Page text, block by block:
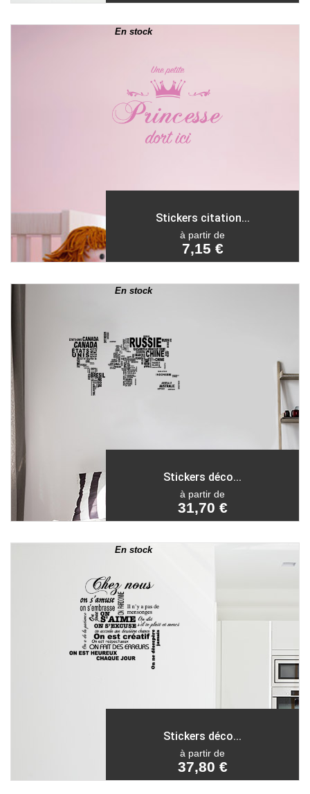
En stock
Stickers citation...
à partir de
7,15 €
En stock
Stickers déco...
à partir de
31,70 €
En stock
Stickers déco...
à partir de
37,80 €